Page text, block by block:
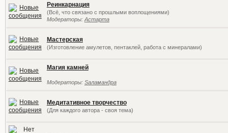
Реинкарнация
(Всё, что связано с прошлыми воплощениями)
Модераторы: Астарта
Мастерская
(Изготовление амулетов, пентаклей, работа с минералами)
Магия камней
Модераторы: Sаламандра
Медитативное творчество
(Для каждого автора - своя тема)